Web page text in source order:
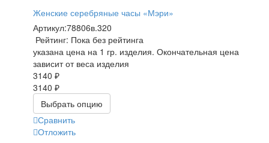
Женские серебряные часы «Мэри»
Артикул:78806в.320
Рейтинг: Пока без рейтинга
указана цена на 1 гр. изделия. Окончательная цена
зависит от веса изделия
3140 ₽
3140 ₽
Выбрать опцию
Сравнить
Отложить